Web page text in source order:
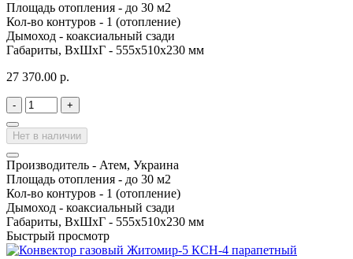
Площадь отопления - до 30 м2
Кол-во контуров - 1 (отопление)
Дымоход - коаксиальный сзади
Габариты, ВхШхГ - 555х510х230 мм
27 370.00 р.
- +
Нет в наличии
Производитель - Атем, Украина
Площадь отопления - до 30 м2
Кол-во контуров - 1 (отопление)
Дымоход - коаксиальный сзади
Габариты, ВхШхГ - 555х510х230 мм
Быстрый просмотр